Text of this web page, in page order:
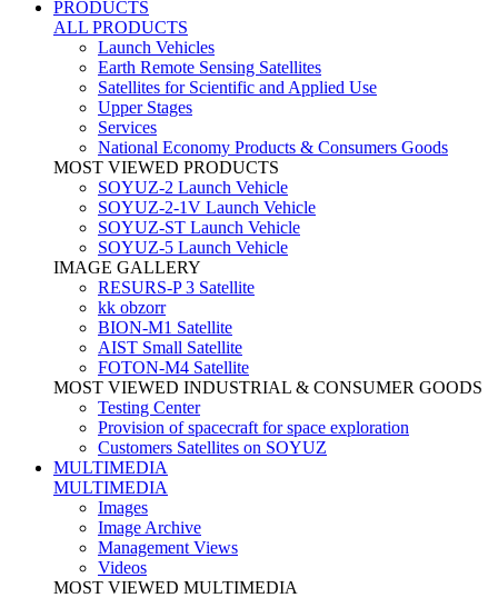
PRODUCTS
ALL PRODUCTS
Launch Vehicles
Earth Remote Sensing Satellites
Satellites for Scientific and Applied Use
Upper Stages
Services
National Economy Products & Consumers Goods
MOST VIEWED PRODUCTS
SOYUZ-2 Launch Vehicle
SOYUZ-2-1V Launch Vehicle
SOYUZ-ST Launch Vehicle
SOYUZ-5 Launch Vehicle
IMAGE GALLERY
RESURS-P 3 Satellite
kk obzorr
BION-M1 Satellite
AIST Small Satellite
FOTON-M4 Satellite
MOST VIEWED INDUSTRIAL & CONSUMER GOODS
Testing Center
Provision of spacecraft for space exploration
Customers Satellites on SOYUZ
MULTIMEDIA
MULTIMEDIA
Images
Image Archive
Management Views
Videos
MOST VIEWED MULTIMEDIA